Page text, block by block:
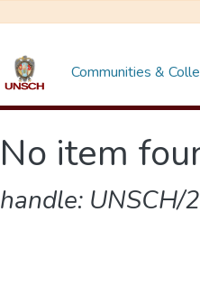
Communities &
No item
handle: UNSCH/